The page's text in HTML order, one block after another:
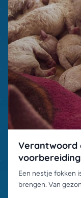
Verantwoord
Een nestje fokken
brengen. Van